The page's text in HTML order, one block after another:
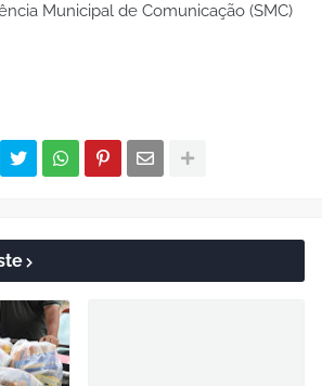
Municipal de Comunicação (SMC)